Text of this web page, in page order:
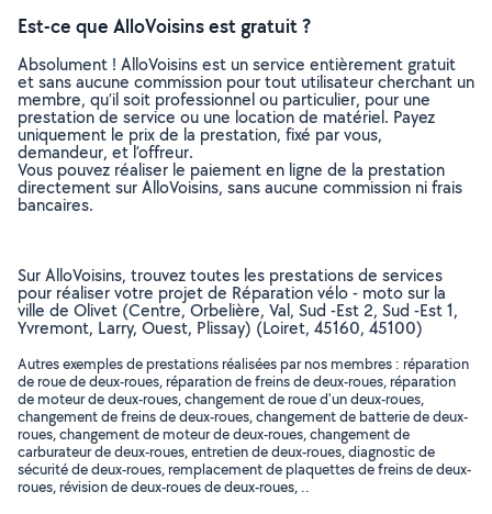
Est-ce que AlloVoisins est gratuit ?
Absolument ! AlloVoisins est un service entièrement gratuit
et sans aucune commission pour tout utilisateur cherchant un
membre, qu’il soit professionnel ou particulier, pour une
prestation de service ou une location de matériel. Payez
uniquement le prix de la prestation, fixé par vous,
demandeur, et l’offreur.
Vous pouvez réaliser le paiement en ligne de la prestation
directement sur AlloVoisins, sans aucune commission ni frais
bancaires.
Sur AlloVoisins, trouvez toutes les prestations de services
pour réaliser votre projet de Réparation vélo - moto sur la
ville de Olivet (Centre, Orbelière, Val, Sud -Est 2, Sud -Est 1,
Yvremont, Larry, Ouest, Plissay) (Loiret, 45160, 45100)
Autres exemples de prestations réalisées par nos membres : réparation
de roue de deux-roues, réparation de freins de deux-roues, réparation
de moteur de deux-roues, changement de roue d'un deux-roues,
changement de freins de deux-roues, changement de batterie de deux-
roues, changement de moteur de deux-roues, changement de
carburateur de deux-roues, entretien de deux-roues, diagnostic de
sécurité de deux-roues, remplacement de plaquettes de freins de deux-
roues, révision de deux-roues de deux-roues, ..